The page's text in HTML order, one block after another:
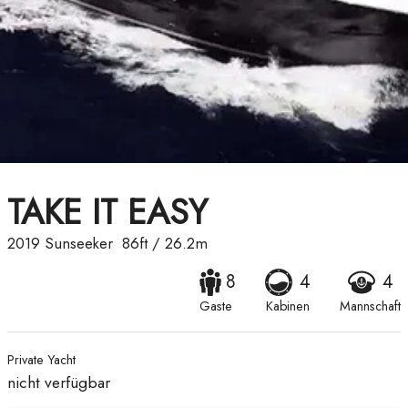
TAKE IT EASY
2019 Sunseeker 86ft/ 26.2m
8
Gaste
4
Kabinen
4
Mannschaft
Private Yacht
nicht verfügbar